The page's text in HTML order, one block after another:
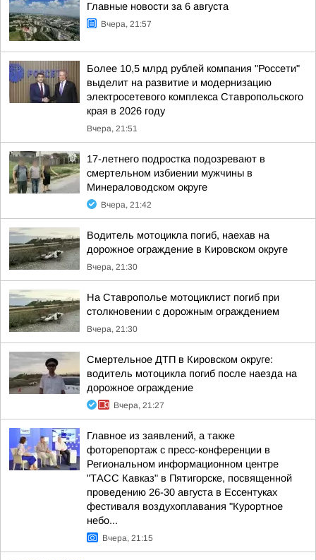
Главные новости за 6 августа
Вчера, 21:57
Более 10,5 млрд рублей компания "Россети"
выделит на развитие и модернизацию
электросетевого комплекса Ставропольского
края в 2026 году
Вчера, 21:51
17-летнего подростка подозревают в
смертельном избиении мужчины в
Минераловодском округе
Вчера, 21:42
Водитель мотоцикла погиб, наехав на
дорожное ограждение в Кировском округе
Вчера, 21:30
На Ставрополье мотоциклист погиб при
столкновении с дорожным ограждением
Вчера, 21:30
Смертельное ДТП в Кировском округе:
водитель мотоцикла погиб после наезда на
дорожное ограждение
Вчера, 21:27
Главное из заявлений, а также
фоторепортаж с пресс-конференции в
Региональном информационном центре
"ТАСС Кавказ" в Пятигорске, посвященной
проведению 26-30 августа в Ессентуках
фестиваля воздухоплавания "Курортное
небо...
Вчера, 21:15